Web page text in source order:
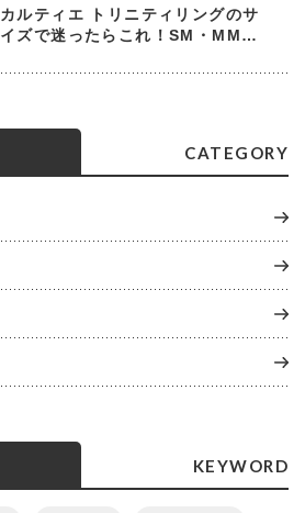
カルティエ トリニティリングのサ
イズで迷ったらこれ！SM・MM・
CATEGORY
KEYWORD